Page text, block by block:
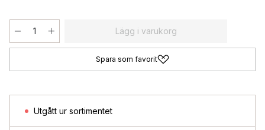
Lägg i varukorg
Spara som favorit
Utgått ur sortimentet